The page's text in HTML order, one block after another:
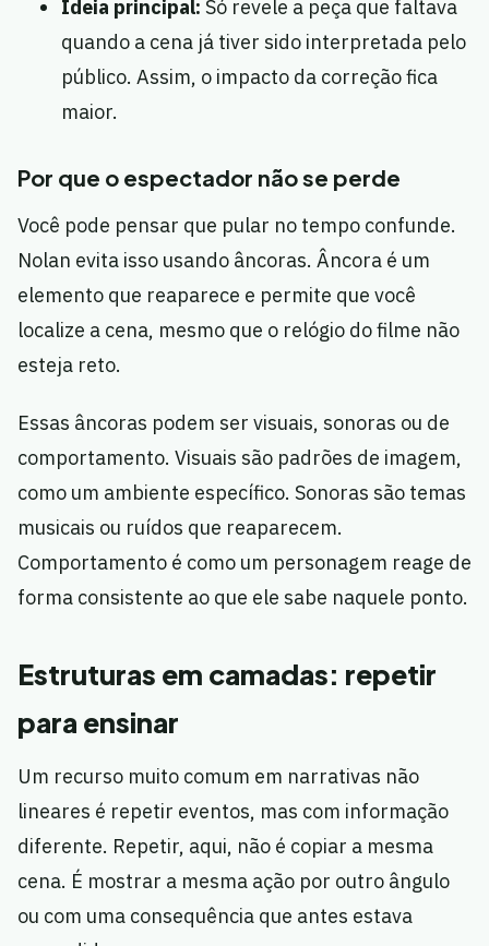
Ideia principal: Só revele a peça que faltava
quando a cena já tiver sido interpretada pelo
público. Assim, o impacto da correção fica
maior.
Por que o espectador não se perde
Você pode pensar que pular no tempo confunde.
Nolan evita isso usando âncoras. Âncora é um
elemento que reaparece e permite que você
localize a cena, mesmo que o relógio do filme não
esteja reto.
Essas âncoras podem ser visuais, sonoras ou de
comportamento. Visuais são padrões de imagem,
como um ambiente específico. Sonoras são temas
musicais ou ruídos que reaparecem.
Comportamento é como um personagem reage de
forma consistente ao que ele sabe naquele ponto.
Estruturas em camadas: repetir
para ensinar
Um recurso muito comum em narrativas não
lineares é repetir eventos, mas com informação
diferente. Repetir, aqui, não é copiar a mesma
cena. É mostrar a mesma ação por outro ângulo
ou com uma consequência que antes estava